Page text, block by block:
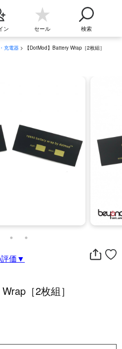
ン セール 検索
充電器 > 【DotMod】Battery Wrap［2枚組］
価▼
［2枚組］